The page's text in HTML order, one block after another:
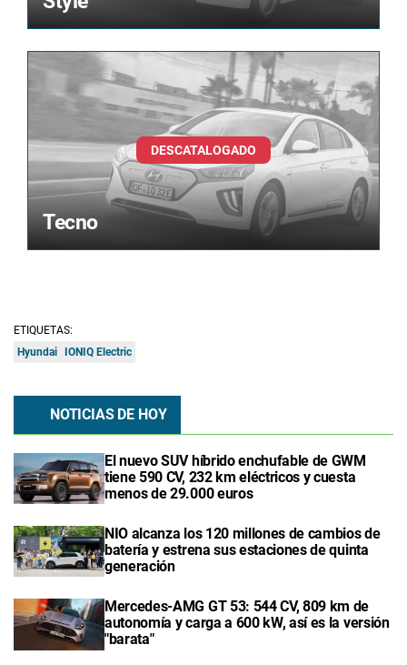
Tecno
ETIQUETAS:
Hyundai IONIQ Electric
NOTICIAS DE HOY
El nuevo SUV híbrido enchufable de GWM
tiene 590 CV, 232 km eléctricos y cuesta
menos de 29.000 euros
NIO alcanza los 120 millones de cambios de
batería y estrena sus estaciones de quinta
generación
Mercedes-AMG GT 53: 544 CV, 809 km de
autonomía y carga a 600 kW, así es la versión
"barata"